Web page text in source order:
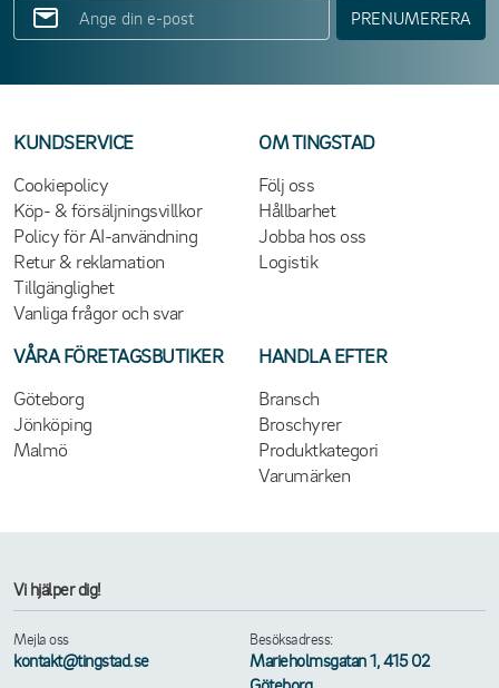
PRENUMERERA
KUNDSERVICE
Cookiepolicy
Köp- & försäljningsvillkor
Policy för AI-användning
Retur & reklamation
Tillgänglighet
Vanliga frågor och svar
OM TINGSTAD
Följ oss
Hållbarhet
Jobba hos oss
Logistik
VÅRA FÖRETAGSBUTIKER
Göteborg
Jönköping
Malmö
HANDLA EFTER
Bransch
Broschyrer
Produktkategori
Varumärken
Vi hjälper dig!
Mejla oss
kontakt@tingstad.se
Besöksadress:
Marieholmsgatan 1, 415 02